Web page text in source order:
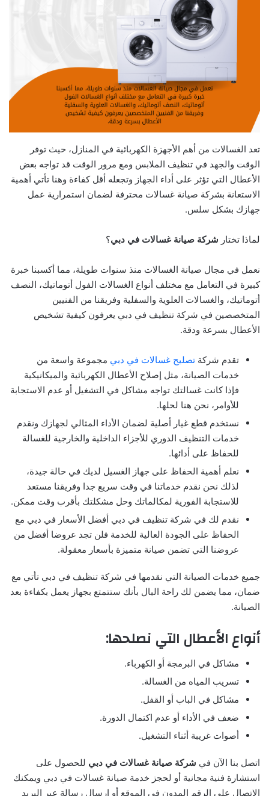
تعد الغسالات من أهم الأجهزة الكهربائية في المنازل، حيث توفر
الوقت والجهد في تنظيف الملابس ومع مرور الوقت قد تواجه بعض
الأعطال التي تؤثر على أداء الجهاز وتجعله أقل كفاءة وهنا تأتي أهمية
الاستعانة بشركة صيانة غسالات محترفة لضمان استمرارية عمل
جهازك بشكل سلس.
لماذا تختار شركة صيانة غسالات في دبي؟
نعمل في مجال صيانة الغسالات منذ سنوات طويلة، مما أكسبنا خبرة
كبيرة في التعامل مع مختلف أنواع الغسالات الفول أتوماتيك، النصف
أتوماتيك، والغسالات العلوية والسفلية وفريقنا من الفنيين
المتخصصين في شركة تنظيف في دبي يعرفون كيفية تشخيص
الأعطال بسرعة ودقة.
تقدم شركة تصليح غسالات في دبي مجموعة واسعة من
خدمات الصيانة، مثل إصلاح الأعطال الكهربائية والميكانيكية
فإذا كانت غسالتك تواجه مشاكل في التشغيل أو عدم الاستجابة
للأوامر، نحن هنا لحلها.
نستخدم قطع غيار أصلية لضمان الأداء المثالي لجهازك ونقدم
خدمات التنظيف الدوري للأجزاء الداخلية والخارجية للغسالة
للحفاظ على أدائها.
نعلم أهمية الحفاظ على جهاز الغسيل لديك في حالة جيدة،
لذلك نحن نقدم خدماتنا في وقت سريع جدا وفريقنا مستعد
للاستجابة الفورية لمكالماتك وحل مشكلتك بأقرب وقت ممكن.
نقدم لك في شركة تنظيف في دبي أفضل الأسعار في دبي مع
الحفاظ على الجودة العالية للخدمة فلن تجد عروضا أفضل من
عروضنا التي تضمن صيانة متميزة بأسعار معقولة.
جميع خدمات الصيانة التي نقدمها في شركة تنظيف في دبي تأتي مع
ضمان، مما يضمن لك راحة البال بأنك ستتمتع بجهاز يعمل بكفاءة بعد
الصيانة.
أنواع الأعطال التي نصلحها:
مشاكل في البرمجة أو الكهرباء.
تسريب المياه من الغسالة.
مشاكل في الباب أو القفل.
ضعف في الأداء أو عدم اكتمال الدورة.
أصوات غريبة أثناء التشغيل.
اتصل بنا الآن في شركة صيانة غسالات في دبي للحصول على
استشارة فنية مجانية أو لحجز خدمة صيانة غسالات في دبي ويمكنك
الاتصال على الرقم المدون في الموقع أو إرسال رسالة عبر البريد